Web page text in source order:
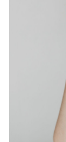
Материалы на
характер и